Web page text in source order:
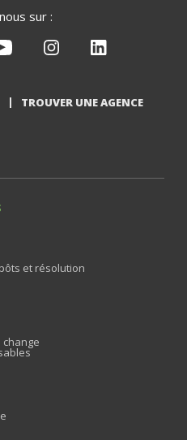
sur :
TROUVER UNE AGENCE
et résolution
change